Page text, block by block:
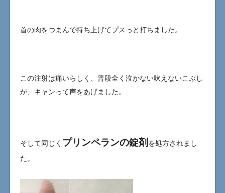
首の肉をつまんで持ち上げてプスっと打ちました。
この注射は痛いらしく、普段全く泣かない吠えないこぶし
が、キャンって声をあげました。
そして同じく プリンペランの錠剤 を処方されまし
た。